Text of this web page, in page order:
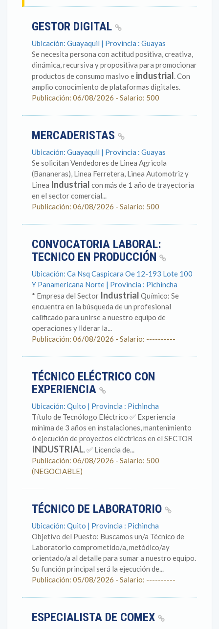
GESTOR DIGITAL
Ubicación: Guayaquil | Provincia : Guayas
Se necesita persona con actitud positiva, creativa,
dinámica, recursiva y propositiva para promocionar
productos de consumo masivo e industrial. Con
amplio conocimiento de plataformas digitales.
Publicación: 06/08/2026 - Salario: 500
MERCADERISTAS
Ubicación: Guayaquil | Provincia : Guayas
Se solicitan Vendedores de Lìnea Agrìcola
(Bananeras), Lìnea Ferretera, Lìnea Automotriz y
Lìnea Industrial con más de 1 año de trayectoria
en el sector comercial...
Publicación: 06/08/2026 - Salario: 500
CONVOCATORIA LABORAL:
TECNICO EN PRODUCCIÓN
Ubicación: Ca Nsq Caspicara Oe 12-193 Lote 100
Y Panamericana Norte | Provincia : Pichincha
* Empresa del Sector Industrial Químico: Se
encuentra en la búsqueda de un profesional
calificado para unirse a nuestro equipo de
operaciones y liderar la...
Publicación: 06/08/2026 - Salario: ----------
TÉCNICO ELÉCTRICO CON
EXPERIENCIA
Ubicación: Quito | Provincia : Pichincha
Título de Tecnólogo Eléctrico ✅ Experiencia
mínima de 3 años en instalaciones, mantenimiento
ó ejecución de proyectos eléctricos en el SECTOR
INDUSTRIAL. ✅ Licencia de...
Publicación: 06/08/2026 - Salario: 500
(NEGOCIABLE)
TÉCNICO DE LABORATORIO
Ubicación: Quito | Provincia : Pichincha
Objetivo del Puesto: Buscamos un/a Técnico de
Laboratorio comprometido/a, metódico/ay
orientado/a al detalle para sumar a nuestro equipo.
Su función principal será la ejecución de...
Publicación: 05/08/2026 - Salario: ----------
ESPECIALISTA DE COMEX